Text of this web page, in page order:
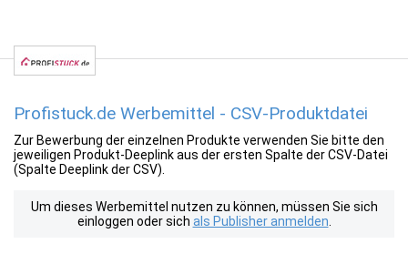
Profistuck.de Werbemittel - CSV-Produktdatei
Zur Bewerbung der einzelnen Produkte verwenden Sie bitte den
jeweiligen Produkt-Deeplink aus der ersten Spalte der CSV-Datei
(Spalte Deeplink der CSV).
Um dieses Werbemittel nutzen zu können, müssen Sie sich
einloggen oder sich als Publisher anmelden